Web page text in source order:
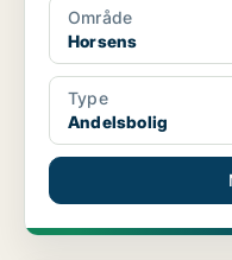
Område
Horsens
Type
Andelsbolig